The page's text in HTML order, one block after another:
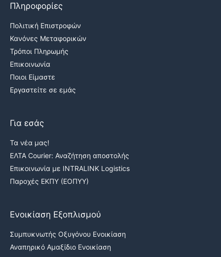
Πληροφορίες
Πολιτική Επιστροφών
Κανόνες Μεταφορικών
Τρόποι Πληρωμής
Επικοινωνία
Ποιοι Είμαστε
Εργαστείτε σε εμάς
Για εσάς
Τα νέα μας!
ΕΛΤΑ Courier: Αναζήτηση αποστολής
Επικοινωνία με INTRALINK Logistics
Παροχές ΕΚΠΥ (ΕΟΠΥΥ)
Ενοικίαση Εξοπλισμού
Συμπυκνωτής Οξυγόνου Ενοικίαση
Αναπηρικό Αμαξίδιο Ενοικίαση